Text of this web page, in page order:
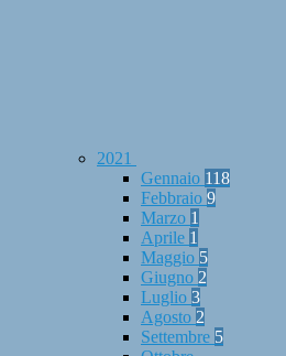
2021
Gennaio 118
Febbraio 9
Marzo 1
Aprile 1
Maggio 5
Giugno 2
Luglio 3
Agosto 2
Settembre 5